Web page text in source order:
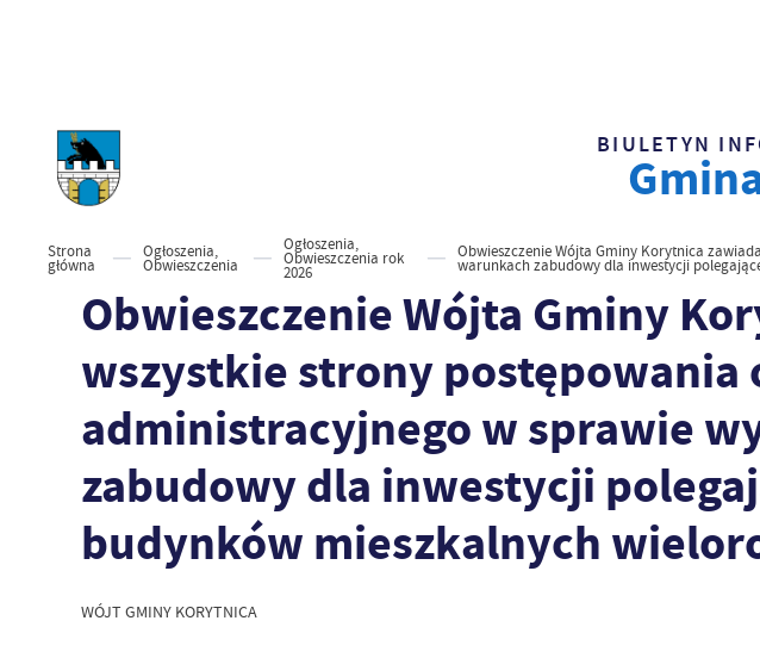
BIULETYN
Strona
główna
Ogłoszenia,
Obwieszczenia
Ogłoszenia,
Obwieszczenia rok
2026
Obwieszczenie Wójta Gminy Korytnica
warunkach zabudowy dla inwestycji
Obwieszczenie Wójta Gminy
wszystkie strony postępowania
administracyjnego w sprawie
zabudowy dla inwestycji
budynków mieszkalnych
WÓJT GMINY KORYTNICA